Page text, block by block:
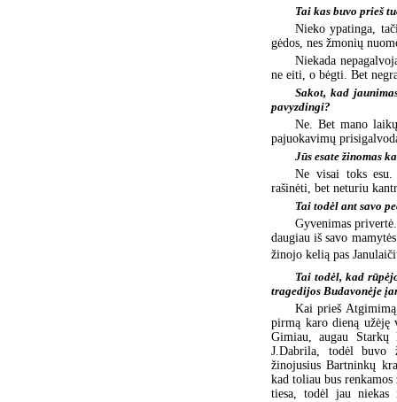
Tai kas buvo prieš
Nieko ypatinga,
gėdos, nes žmonių
Niekada
ne eiti, o bėgti. Bet
Sakot, kad
pavyzdingi?
Ne. Bet mano
pajuokavimų
Jūs esate žinomas
Ne visai toks esu.
rašinėti, bet neturiu
Tai todėl ant savo
Gyvenimas
daugiau iš savo
žinojo kelią pas
Tai todėl, kad
tragedijos Budavonėje
Kai prieš
pirmą karo dieną užėję
Gimiau, augau
J.Dabrila, todėl buvo
žinojusius Bartninkų
kad toliau bus
tiesa, todėl jau niekas